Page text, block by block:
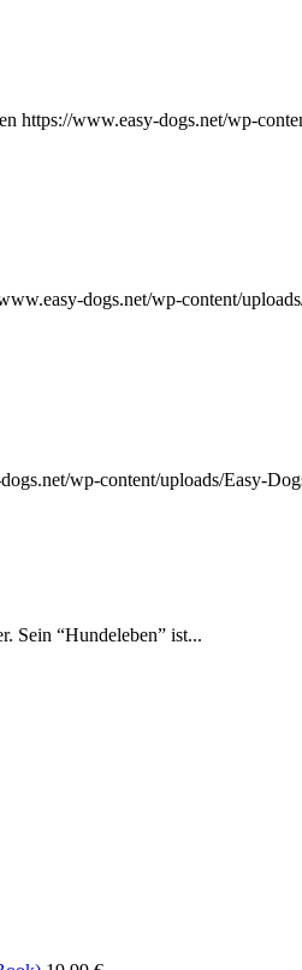
https://www.easy-dogs.net/wp-
dogs.net/wp-content/
wp-content/uploads/Easy-
Sein “Hundeleben” ist...